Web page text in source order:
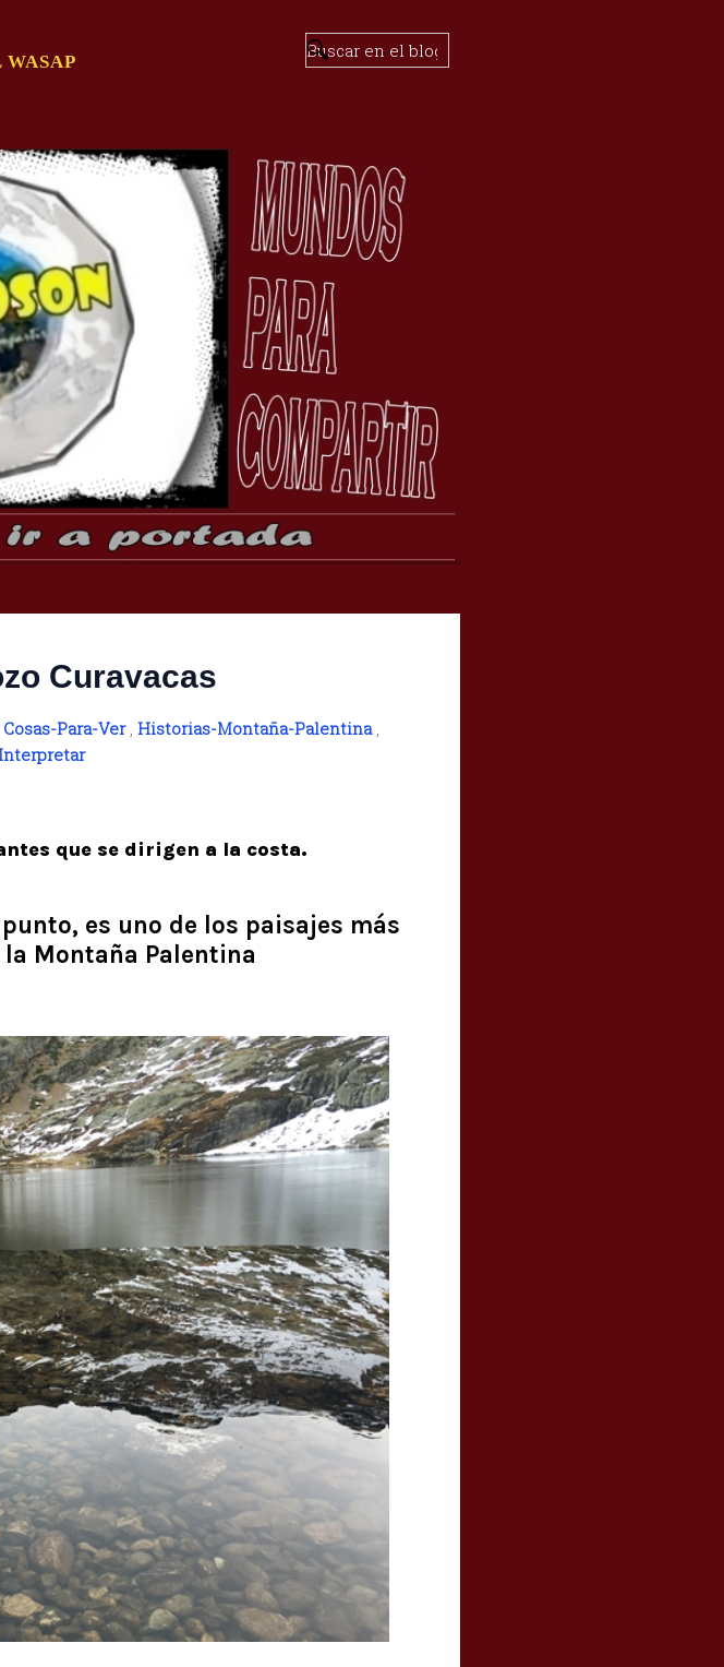
Curavacas
Cosas-Para-Ver, Historias-Montaña-Palentina,
que se dirigen a la costa.
es uno de los paisajes más
Montaña Palentina